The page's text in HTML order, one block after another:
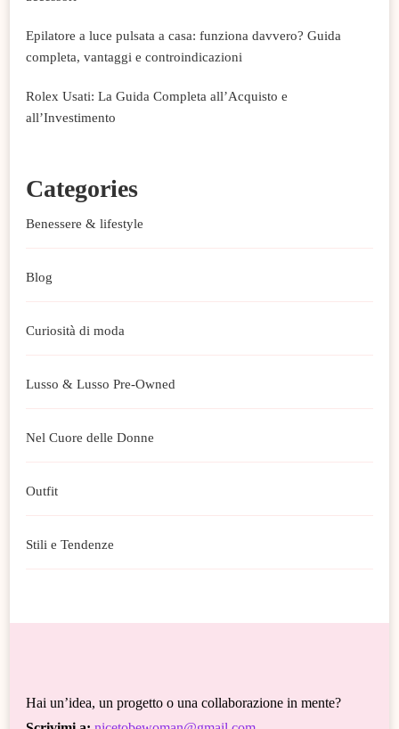
Epilatore a luce pulsata a casa: funziona davvero? Guida
completa, vantaggi e controindicazioni
Rolex Usati: La Guida Completa all’Acquisto e
all’Investimento
Categories
Benessere & lifestyle
Blog
Curiosità di moda
Lusso & Lusso Pre-Owned
Nel Cuore delle Donne
Outfit
Stili e Tendenze
Hai un’idea, un progetto o una collaborazione in mente?